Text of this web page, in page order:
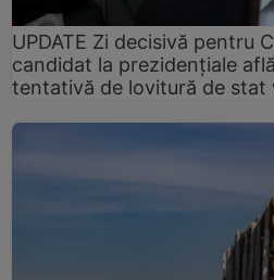
UPDATE Zi decisivă pentru
candidat la prezidențiale
tentativă de lovitură de stat